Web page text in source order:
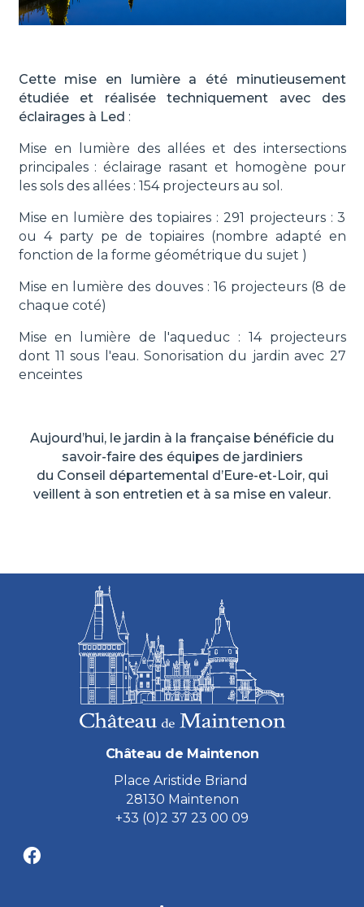
Cette mise en lumière a été minutieusement
étudiée et réalisée techniquement avec des
éclairages à Led :
Mise en lumière des allées et des intersections
principales : éclairage rasant et homogène pour
les sols des allées : 154 projecteurs au sol.
Mise en lumière des topiaires : 291 projecteurs : 3
ou 4 party pe de topiaires (nombre adapté en
fonction de la forme géométrique du sujet )
Mise en lumière des douves : 16 projecteurs (8 de
chaque coté)
Mise en lumière de l'aqueduc : 14 projecteurs
dont 11 sous l'eau. Sonorisation du jardin avec 27
enceintes
Aujourd’hui, le jardin à la française bénéficie du
savoir-faire des équipes de jardiniers
du Conseil départemental d’Eure-et-Loir, qui
veillent à son entretien et à sa mise en valeur.
Château de Maintenon
Place Aristide Briand
28130 Maintenon
+33 (0)2 37 23 00 09